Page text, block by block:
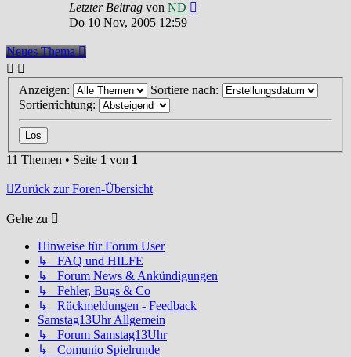
Letzter Beitrag von ND
Do 10 Nov, 2005 12:59
Neues Thema
Anzeigen:
Sortiere nach:
Sortierrichtung:
11 Themen • Seite 1 von 1
Zurück zur Foren-Übersicht
Gehe zu
Hinweise für Forum User
↳ FAQ und HILFE
↳ Forum News & Ankündigungen
↳ Fehler, Bugs & Co
↳ Rückmeldungen - Feedback
Samstag13Uhr Allgemein
↳ Forum Samstag13Uhr
↳ Comunio Spielrunde